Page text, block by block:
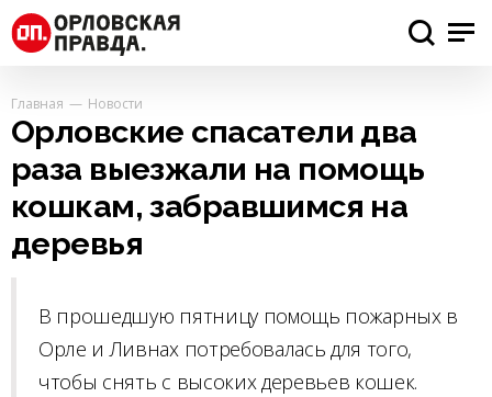
Главная Новости
Орловские спасатели два
раза выезжали на помощь
кошкам, забравшимся на
деревья
В прошедшую пятницу помощь пожарных в
Орле и Ливнах потребовалась для того,
чтобы снять с высоких деревьев кошек.